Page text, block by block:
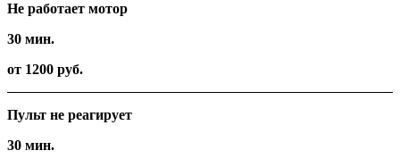
Не работает мотор
30 мин.
от 1200 руб.
Пульт не реагирует
30 мин.